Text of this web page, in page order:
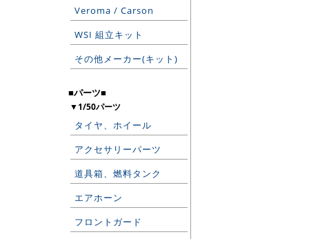
Veroma / Carson
WSI 組立キット
その他メーカー(キット)
■パーツ■
▼1/50パーツ
タイヤ、ホイール
アクセサリーパーツ
道具箱、燃料タンク
エアホーン
フロントガード